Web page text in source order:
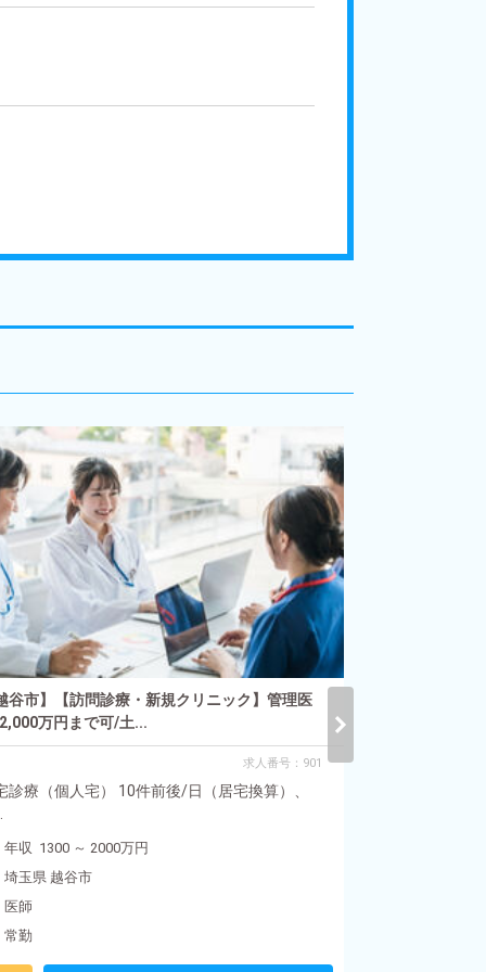
谷市】【訪問診療・新規クリニック】管理医
万円まで可/土...
求人番号：901
診療（個人宅） 10件前後/日（居宅換算）、
年収 1300 ～ 2000万円
埼玉県 越谷市
医師
常勤